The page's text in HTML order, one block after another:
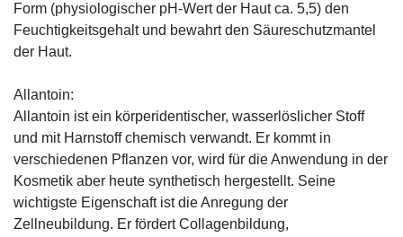
Form (physiologischer pH-Wert der Haut ca. 5,5) den
Feuchtigkeitsgehalt und bewahrt den Säureschutzmantel
der Haut.
Allantoin:
Allantoin ist ein körperidentischer, wasserlöslicher Stoff
und mit Harnstoff chemisch verwandt. Er kommt in
verschiedenen Pflanzen vor, wird für die Anwendung in der
Kosmetik aber heute synthetisch hergestellt. Seine
wichtigste Eigenschaft ist die Anregung der
Zellneubildung. Er fördert Collagenbildung,